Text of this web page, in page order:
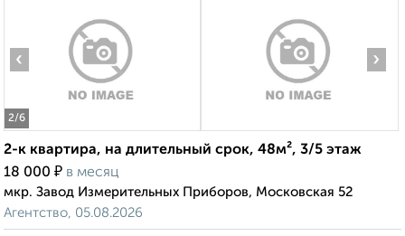
2/6
‹ ›
2-к квартира, на длительный срок, 48м², 3/5 этаж
18 000 ₽ в месяц
мкр. Завод Измерительных Приборов, Московская 52
Агентство, 05.08.2026